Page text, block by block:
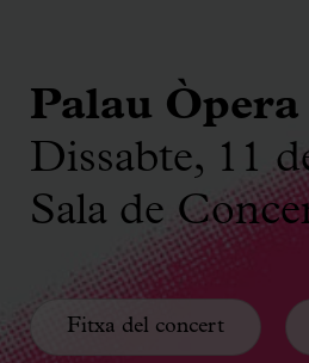
Palau Òpera
Dissabte, 11
Sala de
Fitxa del concert